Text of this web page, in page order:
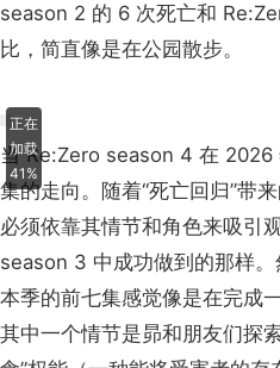
season 2 的 6 次死亡和
比，简直像是在公园散步。